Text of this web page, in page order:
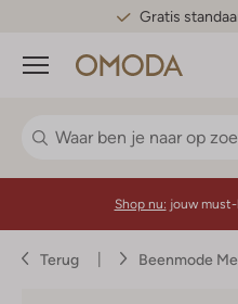
Gratis
Menu
Shop nu: jouw
Terug Beenmode